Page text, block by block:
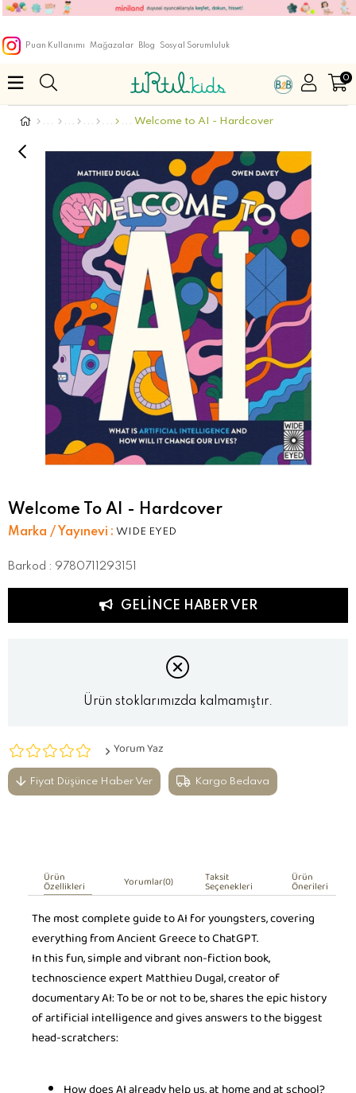
Puan Kullanımı Mağazalar Blog Sosyal Sorumluluk
0
Welcome to AI - Hardcover
Welcome To AI - Hardcover
Marka / Yayınevi : WIDE EYED
Barkod : 9780711293151
GELINCE HABER VER
Ürün stoklarımızda kalmamıştır.
Yorum Yaz
Fiyat Düşünce Haber Ver Kargo Bedava
Ürün
Özellikleri Yorumlar(0) Taksit
Seçenekleri Ürün
Önerileri
The most complete guide to AI for youngsters, covering
everything from Ancient Greece to ChatGPT.
In this fun, simple and vibrant non-fiction book,
technoscience expert Matthieu Dugal, creator of
documentary AI: To be or not to be, shares the epic history
of artificial intelligence and gives answers to the biggest
head-scratchers: